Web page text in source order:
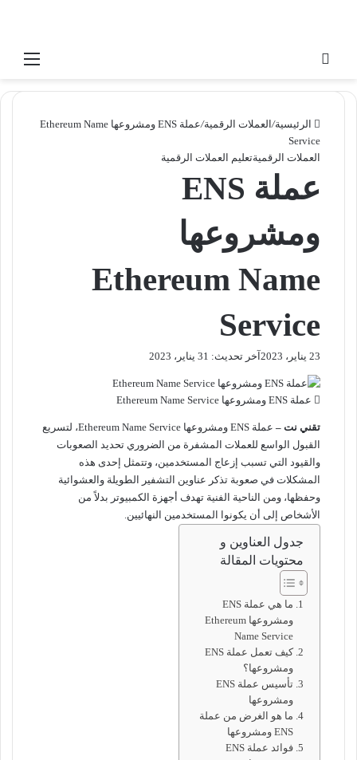
الرئيسية/العملات الرقمية/
عملة ENS ومشروعها Ethereum Name
Service
العملات الرقميةتعليم العملات الرقمية
عملة ENS
ومشروعها
Ethereum Name
Service
23 يناير، 2023 آخر تحديث: 31 يناير، 2023
عملة ENS ومشروعها Ethereum Name Service
تقني نت –
عملة ENS ومشروعها Ethereum Name Service، لتسريع
القبول الواسع للعملات المشفرة من الضروري تحديد الصعوبات
والقيود التي تسبب إزعاج المستخدمين، وتتمثل إحدى هذه
المشكلات في صعوبة تذكر عناوين التشفير الطويلة والعشوائية
وحفظها، ومن الناحية الفنية تهدف أجهزة الكمبيوتر بدلاً من
الأشخاص إلى أن يكونوا المستخدمين النهائيين.
جدول العناوين و
محتويات المقالة
ما هي عملة ENS
ومشروعها Ethereum
Name Service
كيف تعمل عملة ENS
ومشروعها؟
تأسيس عملة ENS
ومشروعها
ما هو الغرض من عملة
ENS ومشروعها
فوائد عملة ENS